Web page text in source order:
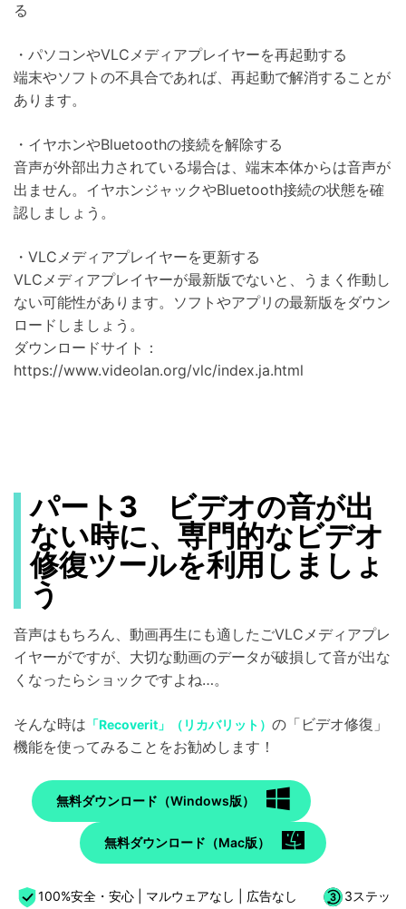
る
・パソコンやVLCメディアプレイヤーを再起動する
端末やソフトの不具合であれば、再起動で解消することが
あります。
・イヤホンやBluetoothの接続を解除する
音声が外部出力されている場合は、端末本体からは音声が
出ません。イヤホンジャックやBluetooth接続の状態を確
認しましょう。
・VLCメディアプレイヤーを更新する
VLCメディアプレイヤーが最新版でないと、うまく作動し
ない可能性があります。ソフトやアプリの最新版をダウン
ロードしましょう。
ダウンロードサイト：
https://www.videolan.org/vlc/index.ja.html
パート3 ビデオの音が出
ない時に、専門的なビデオ
修復ツールを利用しましょ
う
音声はもちろん、動画再生にも適したごVLCメディアプレ
イヤーがですが、大切な動画のデータが破損して音が出な
くなったらショックですよね…。
そんな時は 「Recoverit」（リカバリット） の「ビデオ修復」
機能を使ってみることをお勧めします！
無料ダウンロード（Windows版）
無料ダウンロード（Mac版）
100%安全・安心 | マルウェアなし | 広告なし
3ステッ